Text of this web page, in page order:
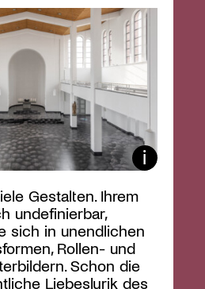
Gestalten. Ihrem
undefinierbar,
sich in unendlichen
Rollen- und
Schon die
Liebeslyrik des